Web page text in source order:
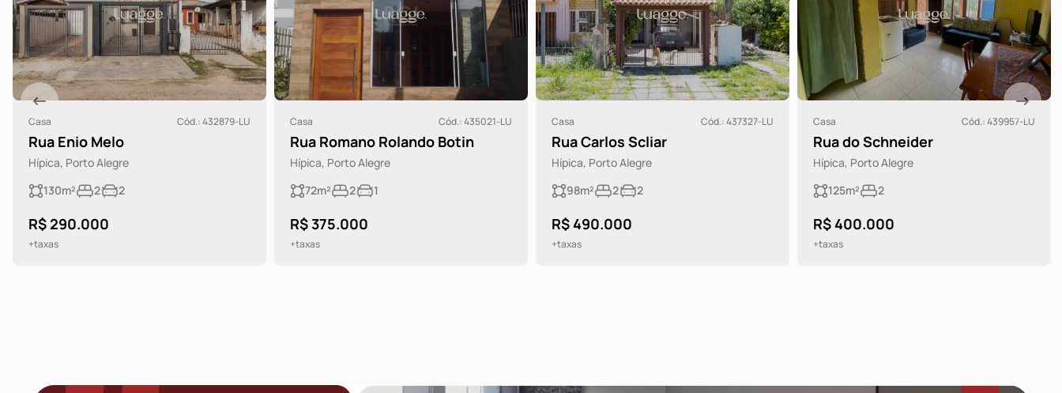
Casa Cód.: 432879-LU
Rua Enio Melo
Hípica, Porto Alegre
130m²
2 2
R$ 290.000
+taxas
Casa Cód.: 435021-LU
Rua Romano Rolando Botin
Hípica, Porto Alegre
72m²
2 1
R$ 375.000
+taxas
Casa Cód.: 437327-LU
Rua Carlos Scliar
Hípica, Porto Alegre
98m²
2 2
R$ 490.000
+taxas
Casa Cód.: 439957-LU
Rua do Schneider
Hípica, Porto Alegre
125m²
2
R$ 400.000
+taxas